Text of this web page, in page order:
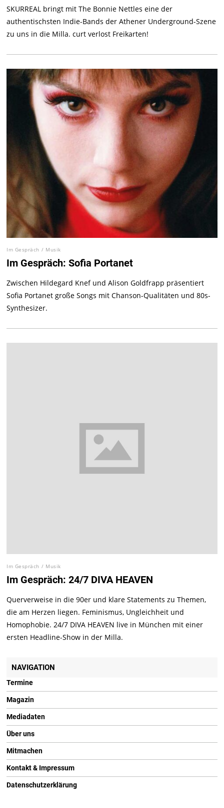
SKURREAL bringt mit The Bonnie Nettles eine der
authentischsten Indie-Bands der Athener Underground-Szene
zu uns in die Milla. curt verlost Freikarten!
Im Gespräch / Musik
Im Gespräch: Sofia Portanet
Zwischen Hildegard Knef und Alison Goldfrapp präsentiert
Sofia Portanet große Songs mit Chanson-Qualitäten und 80s-
Synthesizer.
Im Gespräch / Musik
Im Gespräch: 24/7 DIVA HEAVEN
Querverweise in die 90er und klare Statements zu Themen,
die am Herzen liegen. Feminismus, Ungleichheit und
Homophobie. 24/7 DIVA HEAVEN live in München mit einer
ersten Headline-Show in der Milla.
NAVIGATION
Termine
Magazin
Mediadaten
Über uns
Mitmachen
Kontakt & Impressum
Datenschutzerklärung